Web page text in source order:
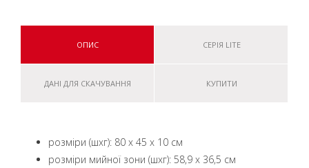
ОПИС СЕРІЯ LITE
ДАНІ ДЛЯ СКАЧУВАННЯ КУПИТИ
розміри (шxг): 80 x 45 x 10 см
розміри мийної зони (шxг): 58,9 x 36,5 см